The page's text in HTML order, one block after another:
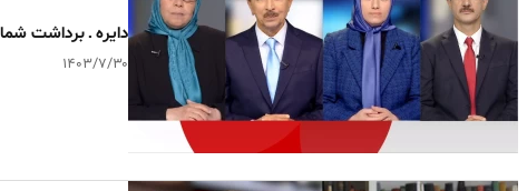
دایره ـ برداشت
۱۴۰۳/۷/۳۰